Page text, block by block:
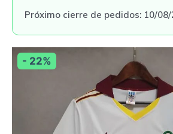
Próximo cierre de pedidos: 10/
- 22%